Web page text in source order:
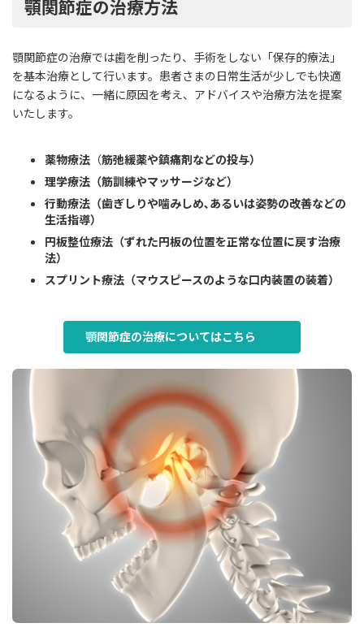
顎関節症の治療方法
顎関節症の治療では歯を削ったり、手術をしない「保存的療法」
を基本治療として行います。患者さまの日常生活が少しでも快適
になるように、一緒に原因を考え、アドバイスや治療方法を提案
いたします。
薬物療法 （筋弛緩薬や鎮痛剤などの投与）
理学療法（筋訓練やマッサージなど）
行動療法（歯ぎしりや噛みしめ､あるいは姿勢の改善などの
生活指導）
円板整位療法（ずれた円板の位置を正常な位置に戻す治療
法）
スプリント療法（マウスピースのような口内装置の装着）
顎関節症の治療についてはこちら